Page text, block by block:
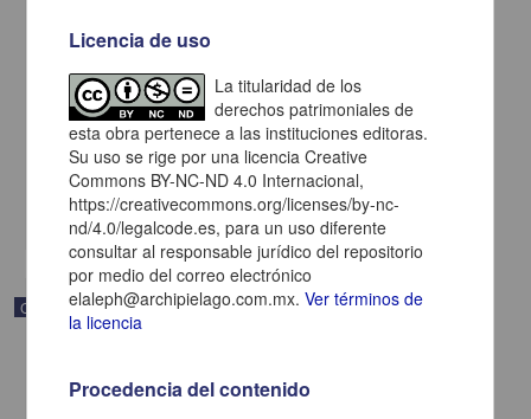
Carta de H. C. Pitman a Francisco I. Madero en la que le solicita
una fotografía
Pitman, H. C.
[sin fecha]
Multidisciplina
Correspondencia postal
Licencia de uso
La titularidad de los
derechos patrimoniales de
esta obra pertenece a las instituciones editoras.
Su uso se rige por una licencia Creative
Commons BY-NC-ND 4.0 Internacional,
https://creativecommons.org/licenses/by-nc-
nd/4.0/legalcode.es, para un uso diferente
consultar al responsable jurídico del repositorio
por medio del correo electrónico
elaleph@archipielago.com.mx.Ver términos de
la licencia
Procedencia del contenido